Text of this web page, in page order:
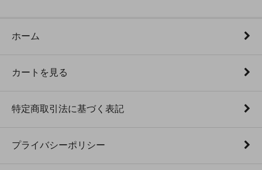
ホーム
カートを見る
特定商取引法に基づく表記
プライバシーポリシー